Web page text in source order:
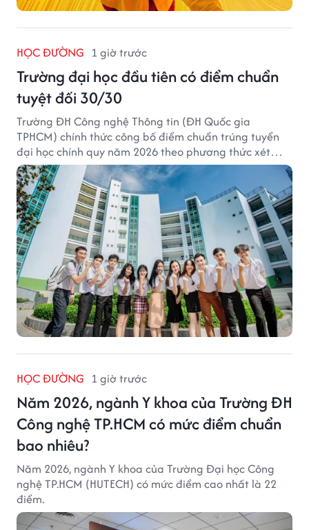
HỌC ĐƯỜNG 1 giờ trước
Trường đại học đầu tiên có điểm chuẩn
tuyệt đối 30/30
Trường ĐH Công nghệ Thông tin (ĐH Quốc gia
TPHCM) chính thức công bố điểm chuẩn trúng tuyển
đại học chính quy năm 2026 theo phương thức xét
tuyển tổng hợp.
HỌC ĐƯỜNG 1 giờ trước
Năm 2026, ngành Y khoa của Trường ĐH
Công nghệ TP.HCM có mức điểm chuẩn
bao nhiêu?
Năm 2026, ngành Y khoa của Trường Đại học Công
nghệ TP.HCM (HUTECH) có mức điểm cao nhất là 22
điểm.